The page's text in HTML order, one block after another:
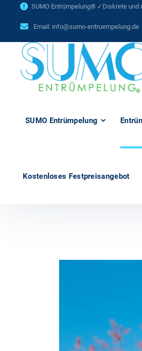
SUMO Entrümpelung® ✓Diskrete
Email: info@sumo-entruempelung.de
SUMO Entrümpelung
Kostenloses Festpreisangebot